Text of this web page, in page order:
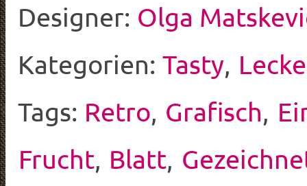
Designer: Olga
Kategorien: Tasty,
Tags: Retro, Grafisch,
Frucht, Blatt,